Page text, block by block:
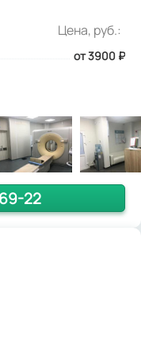
Цена, руб.:
от 3900 ₽
22